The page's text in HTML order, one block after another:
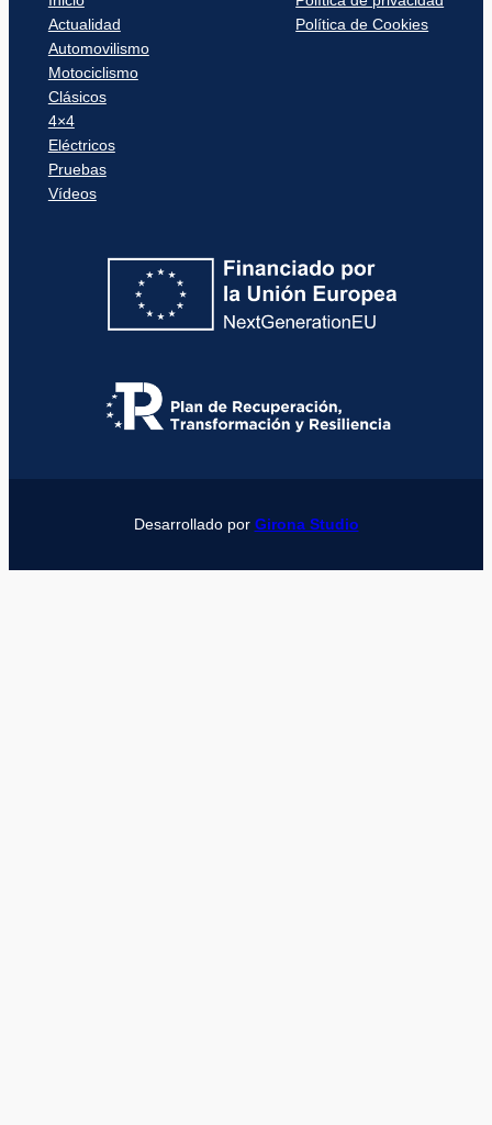
Actualidad
Automovilismo
Motociclismo
Clásicos
4×4
Eléctricos
Pruebas
Vídeos
Política de Cookies
Desarrollado por Girona Studio